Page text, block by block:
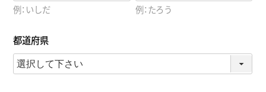
例：いしだ 例：たろう
都道府県